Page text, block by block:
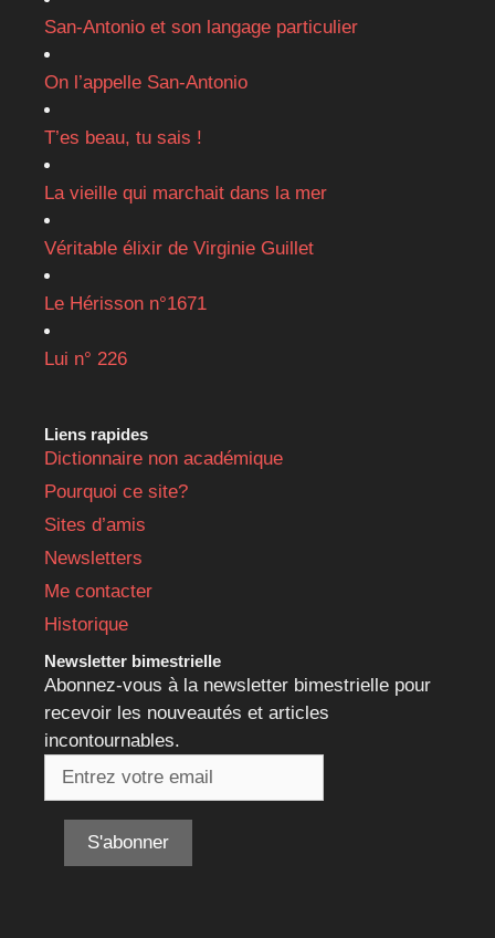
San-Antonio et son langage particulier
On l’appelle San-Antonio
T’es beau, tu sais !
La vieille qui marchait dans la mer
Véritable élixir de Virginie Guillet
Le Hérisson n°1671
Lui n° 226
Liens rapides
Dictionnaire non académique
Pourquoi ce site?
Sites d’amis
Newsletters
Me contacter
Historique
Newsletter bimestrielle
Abonnez-vous à la newsletter bimestrielle pour
recevoir les nouveautés et articles
incontournables.